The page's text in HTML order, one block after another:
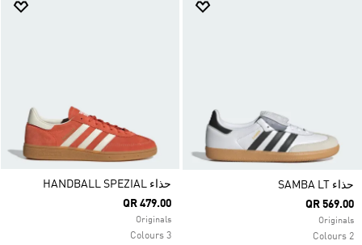
حذاء SAMBA LT
QR 569.00
Originals
2 Colours
حذاء HANDBALL SPEZIAL
QR 479.00
Originals
3 Colours